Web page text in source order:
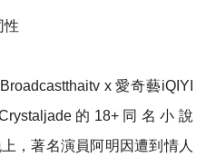
性
x 愛奇藝iQIYI
的18+同名小說
，著名演員阿明因遭到情人